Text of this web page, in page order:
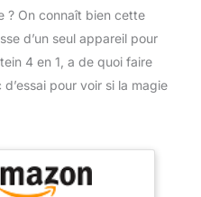
? On connaît bien cette
d’un seul appareil pour
4 en 1, a de quoi faire
pour voir si la magie